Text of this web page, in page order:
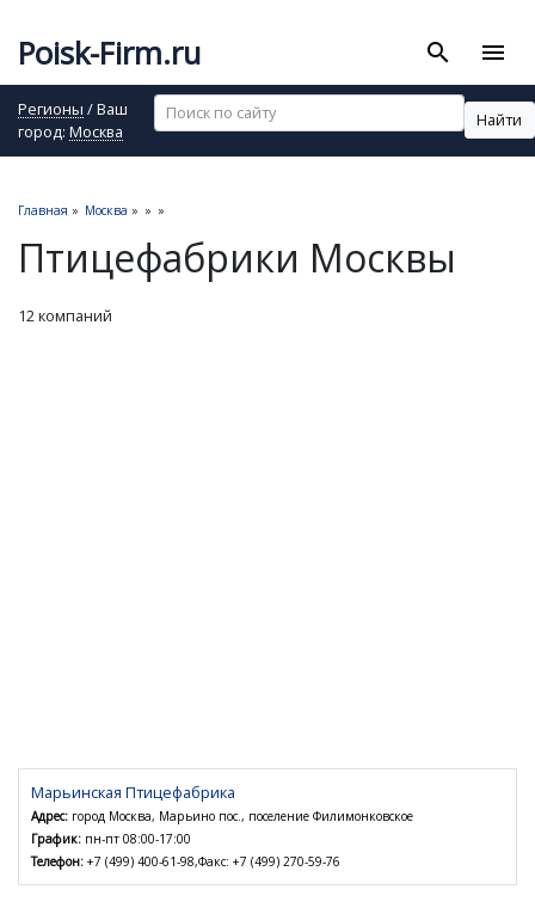
Poisk-Firm.ru search menu
Регионы / Ваш
город: Москва
Найти
Главная » Москва » » »
Птицефабрики Москвы
12 компаний
Марьинская Птицефабрика
Адрес: город Москва, Марьино пос., поселение Филимонковское
График: пн-пт 08:00-17:00
Телефон: +7 (499) 400-61-98,Факс: +7 (499) 270-59-76